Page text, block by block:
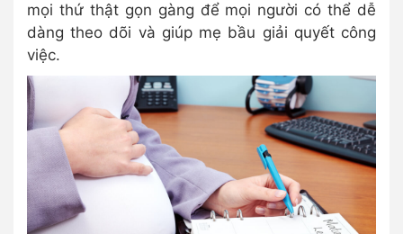
mọi thứ thật gọn gàng để mọi người có thể dễ
dàng theo dõi và giúp mẹ bầu giải quyết công
việc.